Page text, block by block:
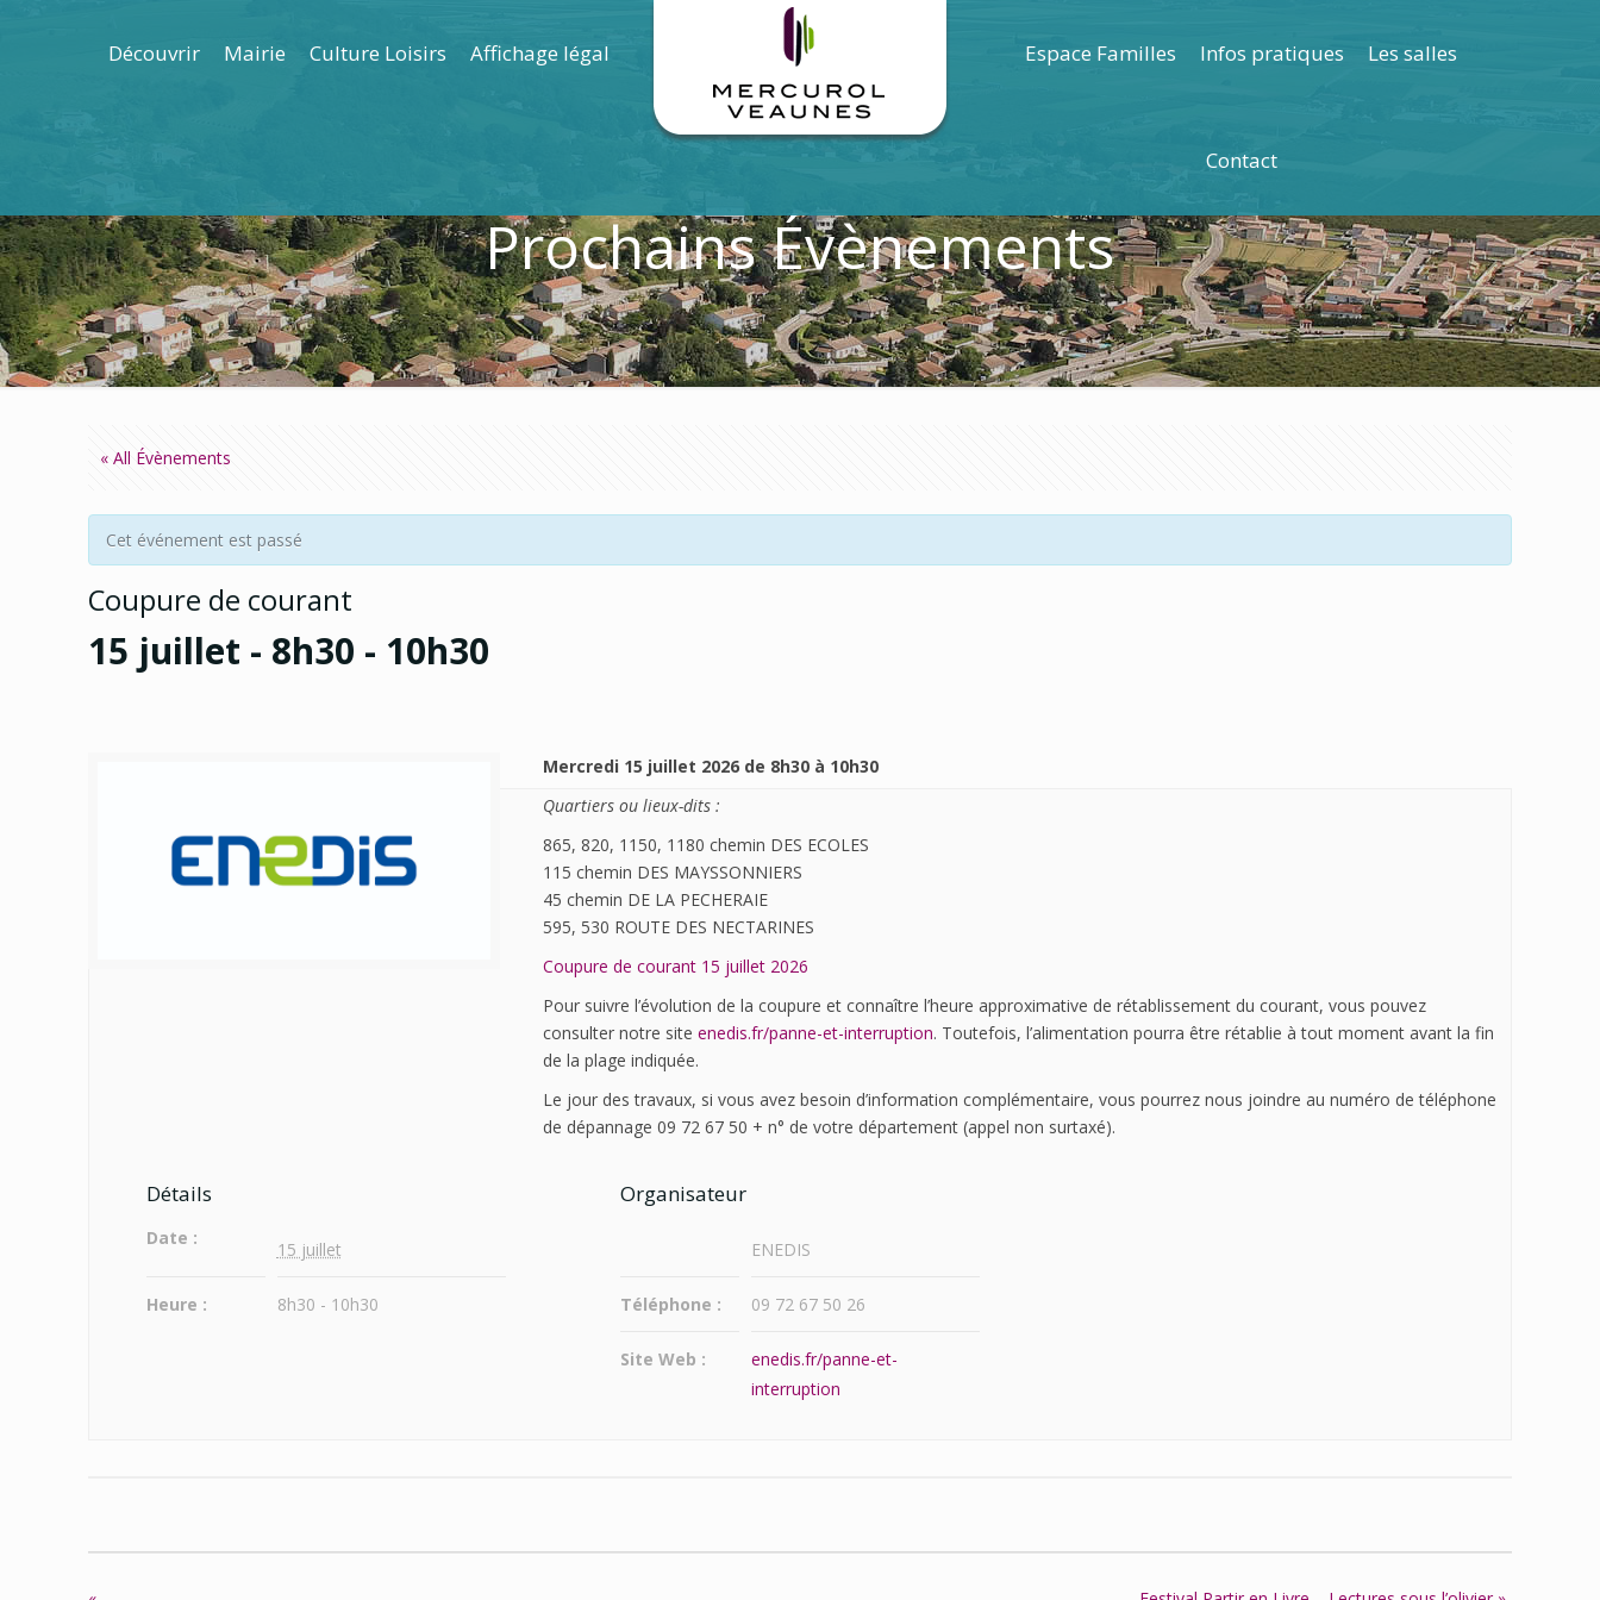
Découvrir Mairie Culture Loisirs Affichage légal Espace Familles Infos pratiques Les salles
Contact
Prochains Évènements
« All Évènements
Cet événement est passé
Coupure de courant
15 juillet - 8h30 - 10h30
Mercredi 15 juillet 2026 de 8h30 à 10h30
Quartiers ou lieux-dits :
865, 820, 1150, 1180 chemin DES ECOLES
115 chemin DES MAYSSONNIERS
45 chemin DE LA PECHERAIE
595, 530 ROUTE DES NECTARINES
Coupure de courant 15 juillet 2026
Pour suivre l’évolution de la coupure et connaître l’heure approximative de rétablissement du courant, vous pouvez
consulter notre siteenedis.fr/panne-et-interruption. Toutefois, l’alimentation pourra être rétablie à tout moment avant la fin
de la plage indiquée.
Le jour des travaux, si vous avez besoin d’information complémentaire, vous pourrez nous joindre au numéro de téléphone
de dépannage 09 72 67 50 + n° de votre département (appel non surtaxé).
Détails
Date :
15 juillet
Heure : 8h30 - 10h30
Organisateur
ENEDIS
Téléphone : 09 72 67 50 26
Site Web :
enedis.fr/panne-et-
interruption